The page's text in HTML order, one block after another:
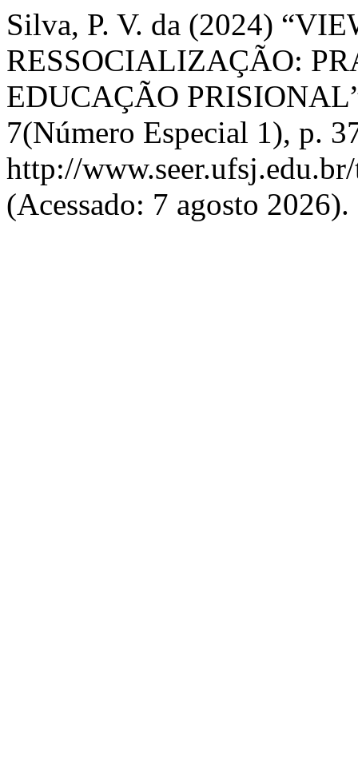
Silva, P. V. da (2024)
RESSOCIALIZAÇÃO:
EDUCAÇÃO
7(Número Especial 1), p.
http://
(Acessado: 7 agosto 2026).